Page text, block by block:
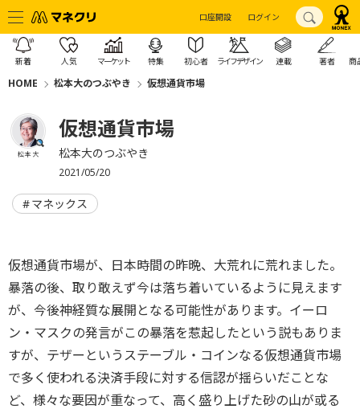
口座開設 ログイン
新着 人気 マーケット 特集 初心者 ライフデザイン 連載 著者 商
HOME 松本大のつぶやき 仮想通貨市場
松本 大
仮想通貨市場
松本大のつぶやき
2021/05/20
マネックス
仮想通貨市場が、日本時間の昨晩、大荒れに荒れました。
暴落の後、取り敢えず今は落ち着いているように見えます
が、今後神経質な展開となる可能性があります。イーロ
ン・マスクの発言がこの暴落を惹起したという説もありま
すが、テザーというステーブル・コインなる仮想通貨市場
で多く使われる決済手段に対する信認が揺らいだことな
ど、様々な要因が重なって、高く盛り上げた砂の山が或る